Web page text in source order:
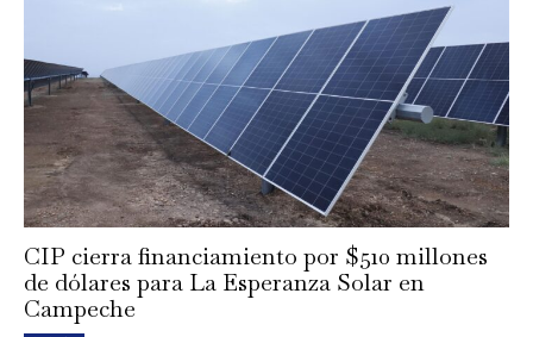
CIP cierra financiamiento por $510 millones
de dólares para La Esperanza Solar en
Campeche